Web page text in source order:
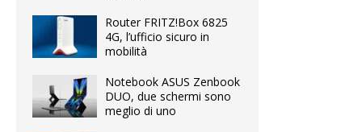
Router FRITZ!Box 6825
4G, l’ufficio sicuro in
mobilità
Notebook ASUS Zenbook
DUO, due schermi sono
meglio di uno